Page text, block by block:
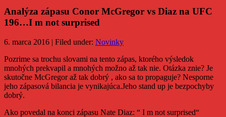
Analýza zápasu Conor McGregor vs Diaz na UFC
196…I m not surprised
6. marca 2016 | Filed under: Novinky
Pozrime sa trochu slovami na tento zápas, ktorého výsledok
mnohých prekvapil a mnohých možno až tak nie. Otázka znie? Je
skutočne McGregor až tak dobrý , ako sa to propaguje? Nesporne
jeho zápasová bilancia je vynikajúca.Jeho stand up je bezpochyby
dobrý.
Ako povedal na konci zápasu Nate Diaz: “ I m not surprised“